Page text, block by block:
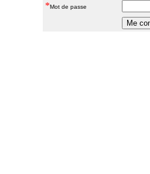
*Mot de passe